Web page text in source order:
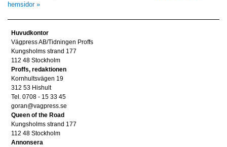
hemsidor »
Huvudkontor
Vägpress AB/Tidningen Proffs
Kungsholms strand 177
112 48 Stockholm
Proffs, redaktionen
Kornhultsvägen 19
312 53 Hishult
Tel. 0708 - 15 33 45
goran@vagpress.se
Queen of the Road
Kungsholms strand 177
112 48 Stockholm
Annonsera